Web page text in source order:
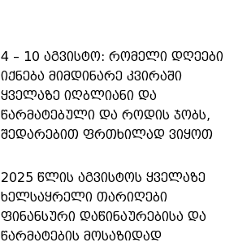
4 – 10 აგვისტო: რომელი დღეები
იქნება მიმდინარე კვირაში
ყველაზე იღბლიანი და
წარმატებული და როდის ჯობს,
შედარებით ფრთხილად ვიყოთ
2025 წლის აგვისტოს ყველაზე
ხელსაყრელი თარიღები
ფინანსური დაწინაურებისა და
წარმატების მოსაზიდად